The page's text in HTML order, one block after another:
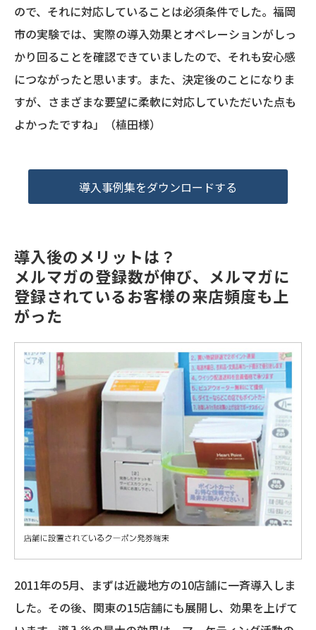
ので、それに対応していることは必須条件でした。福岡
市の実験では、実際の導入効果とオペレーションがしっ
かり回ることを確認できていましたので、それも安心感
につながったと思います。また、決定後のことになりま
すが、さまざまな要望に柔軟に対応していただいた点も
よかったですね」（植田様）
導入事例集をダウンロードする
導入後のメリットは？
メルマガの登録数が伸び、メルマガに
登録されているお客様の来店頻度も上
がった
2011年の5月、まずは近畿地方の10店舗に一斉導入しま
した。その後、関東の15店舗にも展開し、効果を上げて